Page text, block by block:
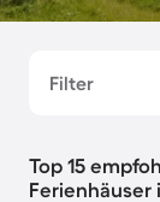
Filter
Top 15
Ferienhäuser